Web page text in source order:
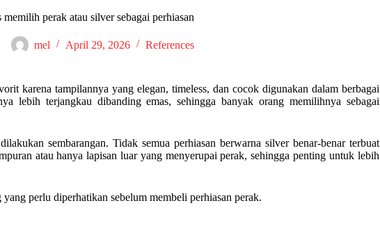
memilih perak atau silver sebagai perhiasan
mel April 29, 2026 References
karena tampilannya yang elegan, timeless, dan cocok digunakan dalam berbagai
lebih terjangkau dibanding emas, sehingga banyak orang memilihnya sebagai
sembarangan. Tidak semua perhiasan berwarna silver benar-benar terbuat
atau hanya lapisan luar yang menyerupai perak, sehingga penting untuk lebih
perlu diperhatikan sebelum membeli perhiasan perak.